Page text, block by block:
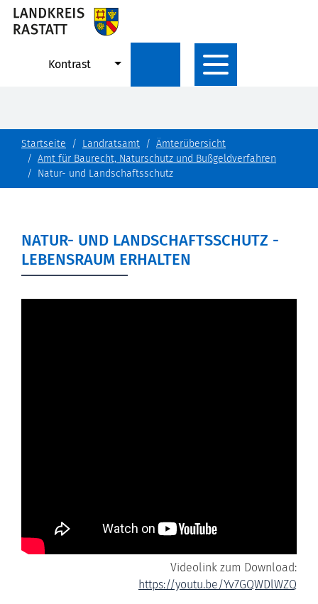
Kontrast
Startseite Landratsamt
Ämterübersicht
Amt für Baurecht, Naturschutz und Bußgeldverfahren
Natur- und Landschaftsschutz
NATUR- UND LANDSCHAFTSSCHUTZ -
LEBENSRAUM ERHALTEN
Videolink zum Download:
https://youtu.be/Yv7GQWDlWZQ